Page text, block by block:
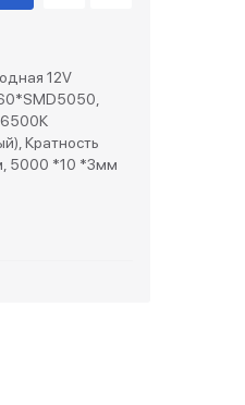
12V
6500К
Кратность
5000 *10 *3мм